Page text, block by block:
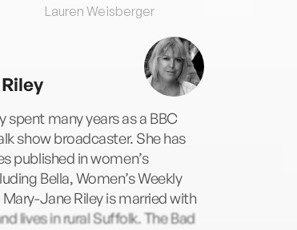
Lauren Weisberger
spent many years as a BBC
show broadcaster. She has
published in women’s
Bella, Women’s Weekly
Mary-Jane Riley is married with
lives in rural Suffolk. The Bad